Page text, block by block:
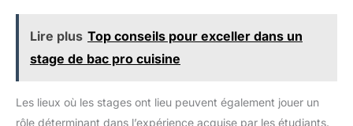
Lire plus Top conseils pour exceller dans un
stage de bac pro cuisine
Les lieux où les stages ont lieu peuvent également jouer un
rôle déterminant dans l’expérience acquise par les étudiants.